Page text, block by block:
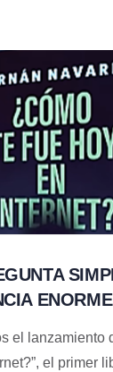
el lanzamiento
el primer